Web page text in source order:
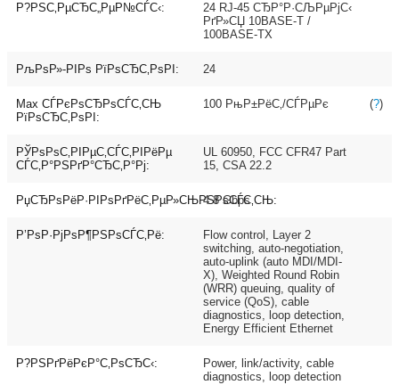
Р?РЅС‚РµСЂС„РµР№СЃС‹:
24 RJ-45 СЂР°Р·СЉРµРјС‹
РґР»СЏ 10BASE-T /
100BASE-TX
РљРѕР»-РІРѕ РїРѕСЂС‚РѕРІ: 24
(?)
Max СЃРєРѕСЂРѕСЃС‚СЊ
РїРѕСЂС‚РѕРІ:
100 РњР±РёС‚/СЃРµРє
РЎРѕРѕС‚РІРµС‚СЃС‚РІРёРµ
СЃС‚Р°РЅРґР°СЂС‚Р°Рј:
UL 60950, FCC CFR47 Part
15, CSA 22.2
РџСЂРѕРёР·РІРѕРґРёС‚РµР»СЊРЅРѕСЃС‚СЊ:
4.8 Gbps
Р’РѕР·РјРѕР¶РЅРѕСЃС‚Рё:
Flow control, Layer 2
switching, auto-negotiation,
auto-uplink (auto MDI/MDI-
X), Weighted Round Robin
(WRR) queuing, quality of
service (QoS), cable
diagnostics, loop detection,
Energy Efficient Ethernet
Р?РЅРґРёРєР°С‚РѕСЂС‹:
Power, link/activity, cable
diagnostics, loop detection